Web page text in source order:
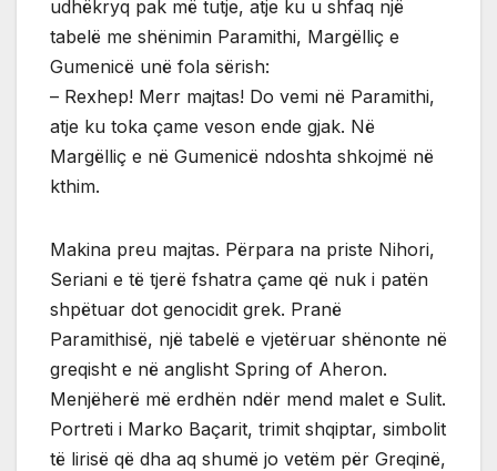
udhëkryq pak më tutje, atje ku u shfaq një
tabelë me shënimin Paramithi, Margëlliç e
Gumenicë unë fola sërish:
– Rexhep! Merr majtas! Do vemi në Paramithi,
atje ku toka çame veson ende gjak. Në
Margëlliç e në Gumenicë ndoshta shkojmë në
kthim.
Makina preu majtas. Përpara na priste Nihori,
Seriani e të tjerë fshatra çame që nuk i patën
shpëtuar dot genocidit grek. Pranë
Paramithisë, një tabelë e vjetëruar shënonte në
greqisht e në anglisht Spring of Aheron.
Menjëherë më erdhën ndër mend malet e Sulit.
Portreti i Marko Baçarit, trimit shqiptar, simbolit
të lirisë që dha aq shumë jo vetëm për Greqinë,